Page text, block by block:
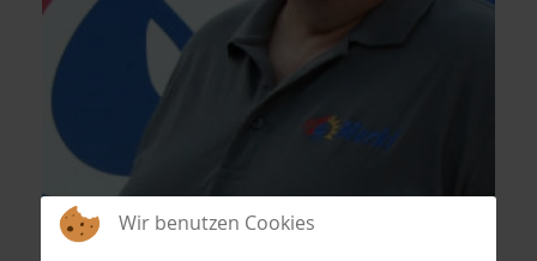
Wir benutzen Cookies